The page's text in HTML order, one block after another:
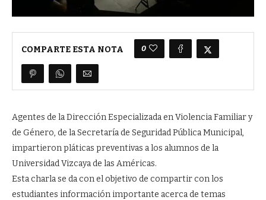
COMPARTE ESTA NOTA 0
Agentes de la Dirección Especializada en Violencia Familiar y
de Género, de la Secretaría de Seguridad Pública Municipal,
impartieron pláticas preventivas a los alumnos de la
Universidad Vizcaya de las Américas.
Esta charla se da con el objetivo de compartir con los
estudiantes información importante acerca de temas